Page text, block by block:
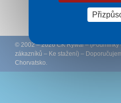
Sledujte CK
© 2002 – 2026 CK Rywal – (Podmínky
zákazníků – Ke stažení) –
Chorvatsko.